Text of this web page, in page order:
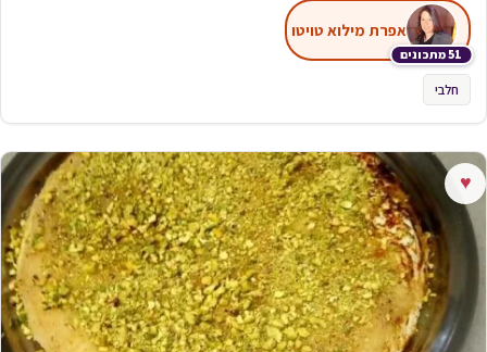
51 מתכונים
אפרת מילוא טויטו
חלבי
♥